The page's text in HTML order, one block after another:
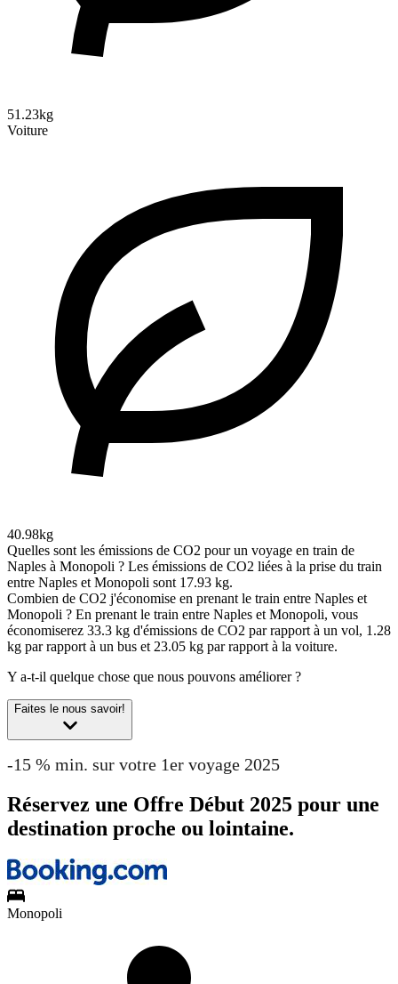
51.23kg
Voiture
40.98kg
Quelles sont les émissions de CO2 pour un voyage en train de
Naples à Monopoli ? Les émissions de CO2 liées à la prise du train
entre Naples et Monopoli sont 17.93 kg.
Combien de CO2 j'économise en prenant le train entre Naples et
Monopoli ? En prenant le train entre Naples et Monopoli, vous
économiserez 33.3 kg d'émissions de CO2 par rapport à un vol, 1.28
kg par rapport à un bus et 23.05 kg par rapport à la voiture.
Y a-t-il quelque chose que nous pouvons améliorer ?
Faites le nous savoir!
-15 % min. sur votre 1er voyage 2025
Réservez une Offre Début 2025 pour une
destination proche ou lointaine.
Monopoli